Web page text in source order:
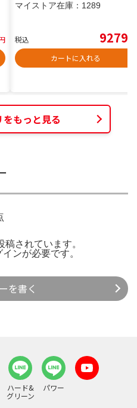
マイストア在庫： 1289
税込 9279
カートに入れる
もっと見る
されています。
インが必要です。
を書く
ハード&
グリーン
パワー